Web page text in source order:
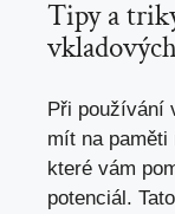
Tipy a
Při používání
mít na paměti
které vám
potenciál.